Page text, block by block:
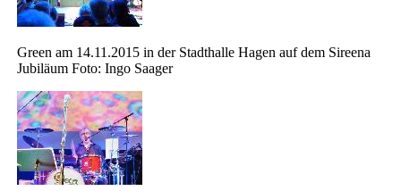
Green am 14.11.2015 in der Stadthalle Hagen auf dem Sireena
Jubiläum Foto: Ingo Saager